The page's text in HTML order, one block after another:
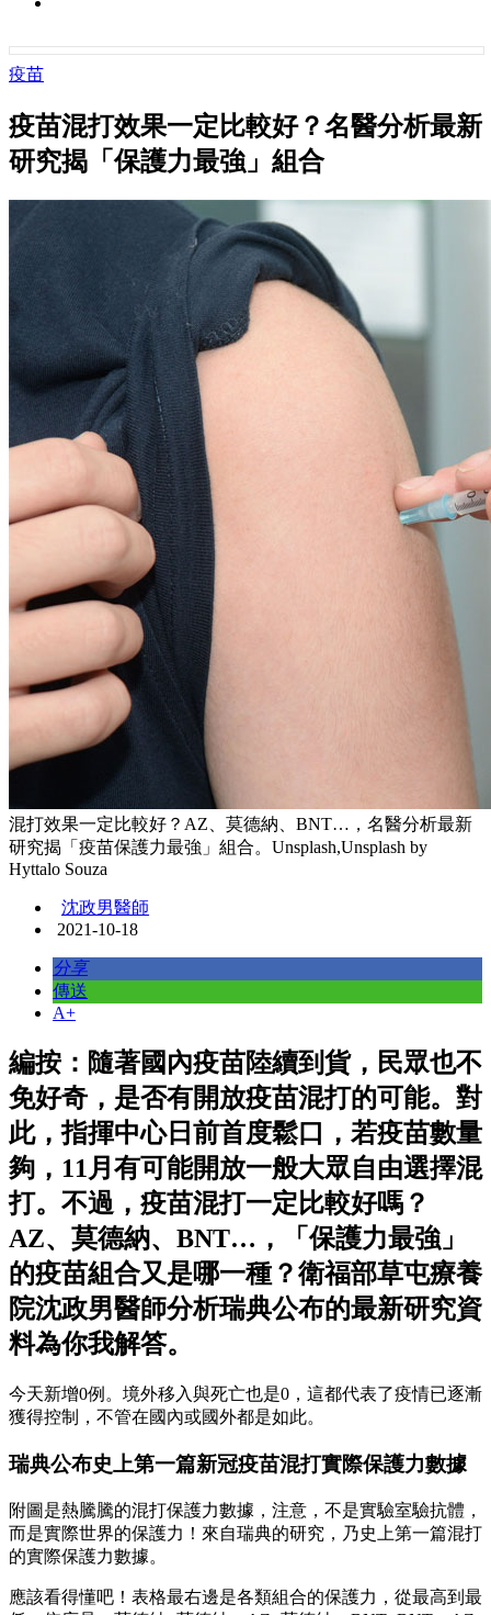
疫苗
疫苗混打效果一定比較好？名醫分析最新
研究揭「保護力最強」組合
混打效果一定比較好？AZ、莫德納、BNT…，名醫分析最新
研究揭「疫苗保護力最強」組合。Unsplash,Unsplash by
Hyttalo Souza
沈政男醫師
2021-10-18
分享
傳送
A+
編按：隨著國內疫苗陸續到貨，民眾也不
免好奇，是否有開放疫苗混打的可能。對
此，指揮中心日前首度鬆口，若疫苗數量
夠，11月有可能開放一般大眾自由選擇混
打。不過，疫苗混打一定比較好嗎？
AZ、莫德納、BNT…，「保護力最強」
的疫苗組合又是哪一種？衛福部草屯療養
院沈政男醫師分析瑞典公布的最新研究資
料為你我解答。
今天新增0例。境外移入與死亡也是0，這都代表了疫情已逐漸
獲得控制，不管在國內或國外都是如此。
瑞典公布史上第一篇新冠疫苗混打實際保護力數據
附圖是熱騰騰的混打保護力數據，注意，不是實驗室驗抗體，
而是實際世界的保護力！來自瑞典的研究，乃史上第一篇混打
的實際保護力數據。
應該看得懂吧！表格最右邊是各類組合的保護力，從最高到最